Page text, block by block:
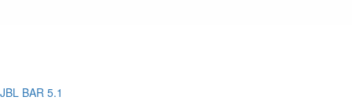
JBL BAR 5.1